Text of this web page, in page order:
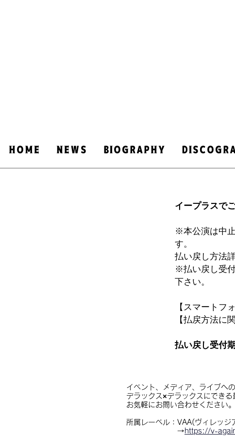
HOME NEWS ​BIOGRAPHY
イープラスで
※本公演は中
す。
払い戻し方法
※払い戻し受
下さい。
【スマートフ
【払戻方法に
払い戻し受付
イベント、メディア、ライブへ
デラックス×デラックスにできる
お気軽にお問い合わせください。
所属レーベル：VAA(ヴィレッジ
→ https://v-